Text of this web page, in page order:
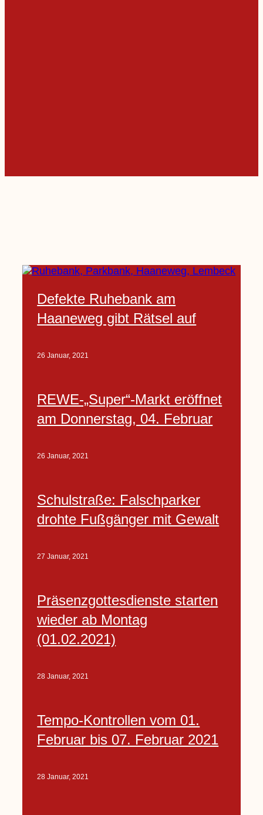
Defekte Ruhebank am
Haaneweg gibt Rätsel auf
26 Januar, 2021
REWE-„Super“-Markt eröffnet
am Donnerstag, 04. Februar
26 Januar, 2021
Schulstraße: Falschparker
drohte Fußgänger mit Gewalt
27 Januar, 2021
Präsenzgottesdienste starten
wieder ab Montag
(01.02.2021)
28 Januar, 2021
Tempo-Kontrollen vom 01.
Februar bis 07. Februar 2021
28 Januar, 2021